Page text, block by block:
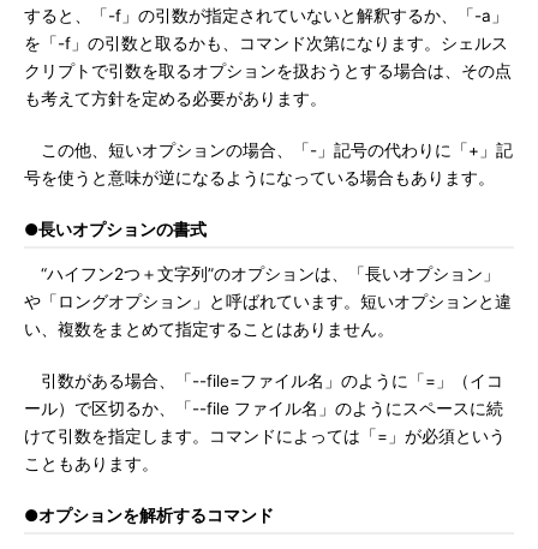
すると、「-f」の引数が指定されていないと解釈するか、「-a」
を「-f」の引数と取るかも、コマンド次第になります。シェルス
クリプトで引数を取るオプションを扱おうとする場合は、その点
も考えて方針を定める必要があります。
この他、短いオプションの場合、「-」記号の代わりに「+」記
号を使うと意味が逆になるようになっている場合もあります。
●長いオプションの書式
“ハイフン2つ＋文字列”のオプションは、「長いオプション」
や「ロングオプション」と呼ばれています。短いオプションと違
い、複数をまとめて指定することはありません。
引数がある場合、「--file=ファイル名」のように「=」（イコ
ール）で区切るか、「--file ファイル名」のようにスペースに続
けて引数を指定します。コマンドによっては「=」が必須という
こともあります。
●オプションを解析するコマンド